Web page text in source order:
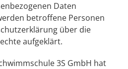
Daten
betroffene Personen
über die
aufgeklärt.
3S GmbH hat